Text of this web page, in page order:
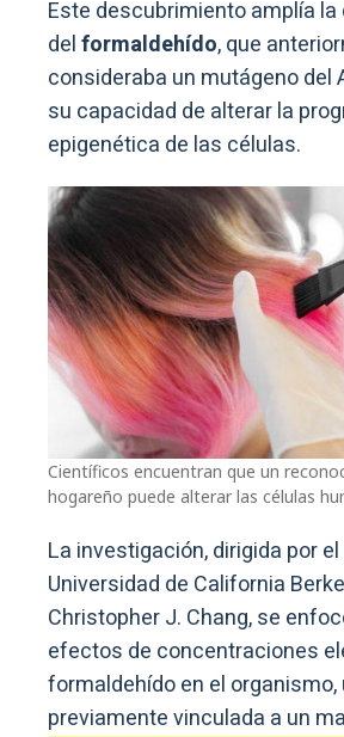
Este descubrimiento amplía
delformaldehído, que
consideraba un mutágeno del
su capacidad de alterar la
epigenética de las células.
Científicos encuentran que un
hogareño puede alterar las células
La investigación, dirigida por
Universidad de California
Christopher J. Chang, se
efectos de concentraciones
formaldehído en el
previamente vinculada a un